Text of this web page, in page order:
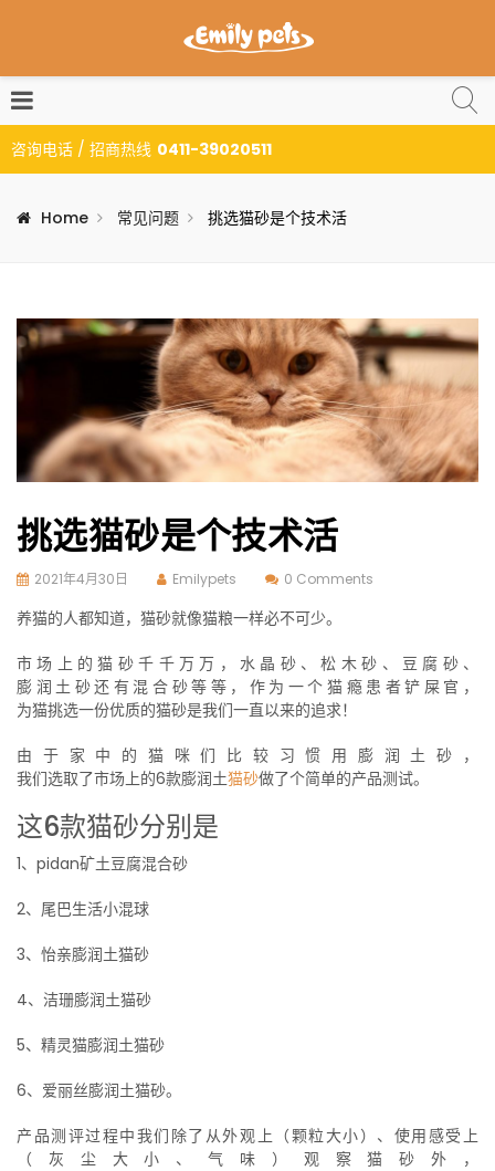
咨询电话 / 招商热线 0411-39020511
Home 常见问题 挑选猫砂是个技术活
挑选猫砂是个技术活
2021年4月30日 Emilypets 0 Comments
养猫的人都知道，猫砂就像猫粮一样必不可少。
市场上的猫砂千千万万，水晶砂、松木砂、豆腐砂、
膨润土砂还有混合砂等等，作为一个猫瘾患者铲屎官，
为猫挑选一份优质的猫砂是我们一直以来的追求！
由于家中的猫咪们比较习惯用膨润土砂，
我们选取了市场上的6款膨润土猫砂做了个简单的产品测试。
这6款猫砂分别是
1、pidan矿土豆腐混合砂
2、尾巴生活小混球
3、怡亲膨润土猫砂
4、洁珊膨润土猫砂
5、精灵猫膨润土猫砂
6、爱丽丝膨润土猫砂。
产品测评过程中我们除了从外观上（颗粒大小）、使用感受上
（灰尘大小、气味）观察猫砂外，